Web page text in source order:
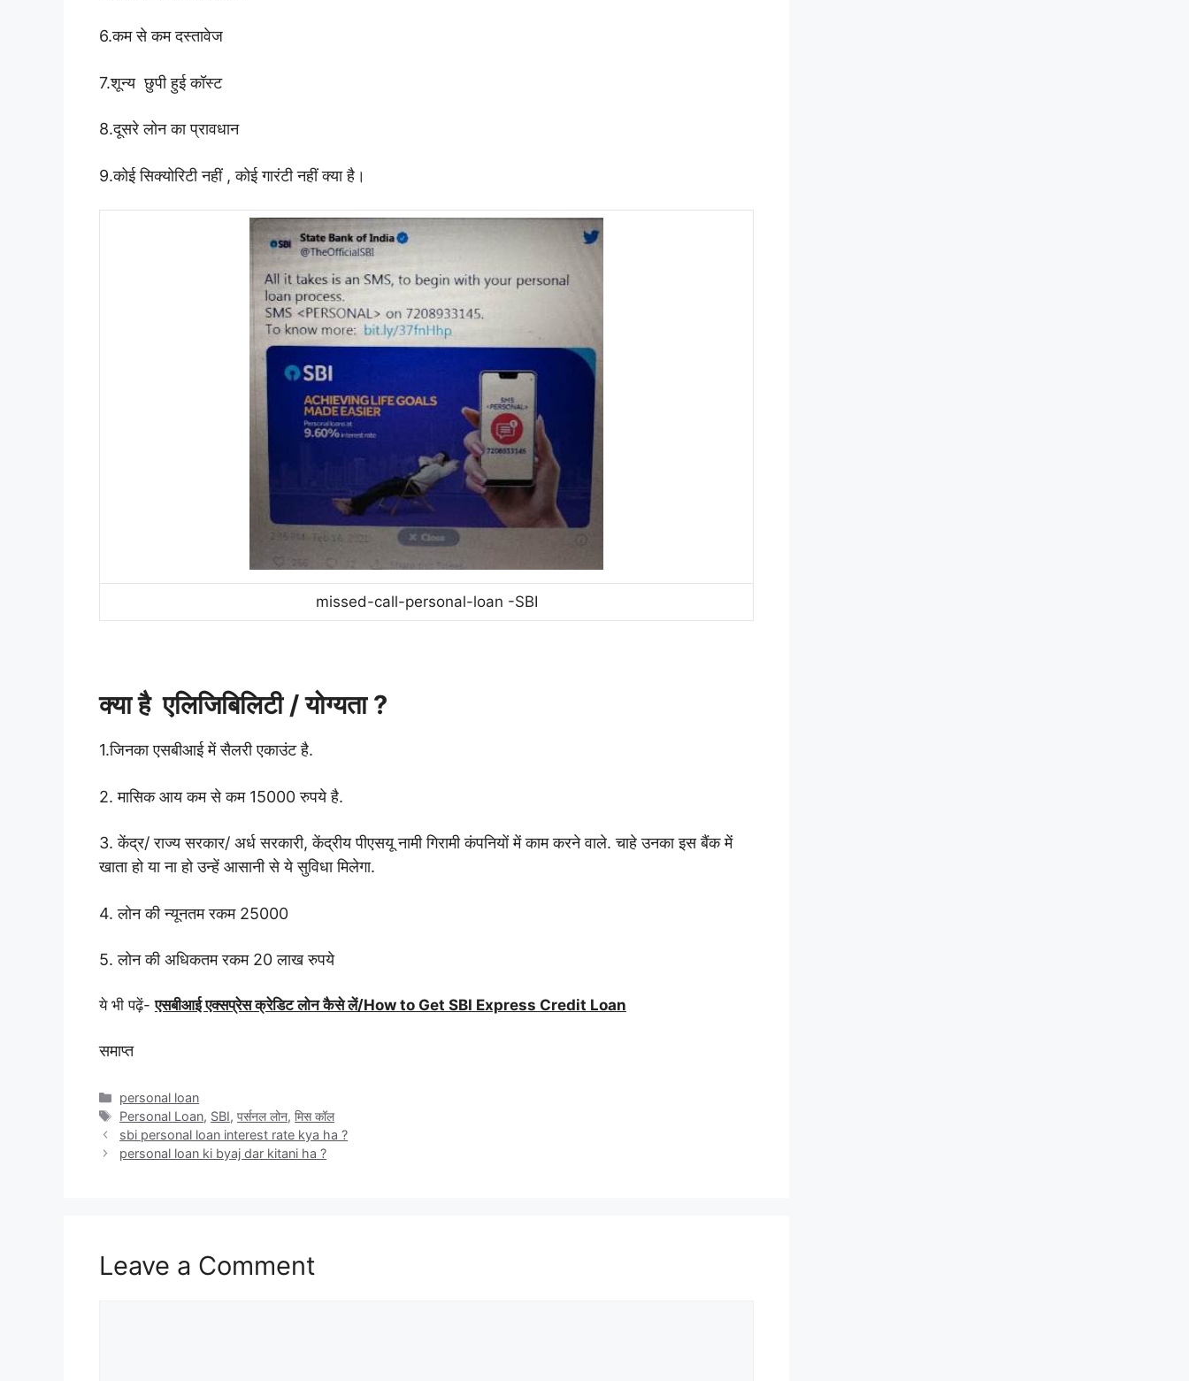
6.कम से कम दस्तावेज
7.शून्य छुपी हुई कॉस्ट
8.दूसरे लोन का प्रावधान
9.कोई सिक्योरिटी नहीं , कोई गारंटी नहीं क्या है।
missed-call-personal-loan -SBI
क्या है एलिजिबिलिटी / योग्यता ?
1.जिनका एसबीआई में सैलरी एकाउंट है.
2. मासिक आय कम से कम 15000 रुपये है.
3. केंद्र/ राज्य सरकार/ अर्ध सरकारी, केंद्रीय पीएसयू नामी गिरामी कंपनियों में काम करने वाले. चाहे उनका इस बैंक में
खाता हो या ना हो उन्हें आसानी से ये सुविधा मिलेगा.
4. लोन की न्यूनतम रकम 25000
5. लोन की अधिकतम रकम 20 लाख रुपये
ये भी पढ़ें-एसबीआई एक्सप्रेस क्रेडिट लोन कैसे लें/How to Get SBI Express Credit Loan
समाप्त
Categories
personal loan
Tags
Personal Loan, SBI,पर्सनल लोन,मिस कॉल
sbi personal loan interest rate kya ha ?
personal loan ki byaj dar kitani ha ?
Leave a Comment